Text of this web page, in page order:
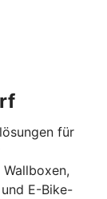
für
E-Bike-